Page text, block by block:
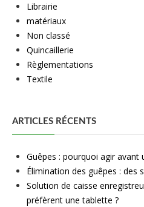
Librairie
matériaux
Non classé
Quincaillerie
Règlementations
Textile
ARTICLES RÉCENTS
Guêpes : pourquoi agir avant
Élimination des guêpes : des
Solution de caisse
préfèrent une tablette ?